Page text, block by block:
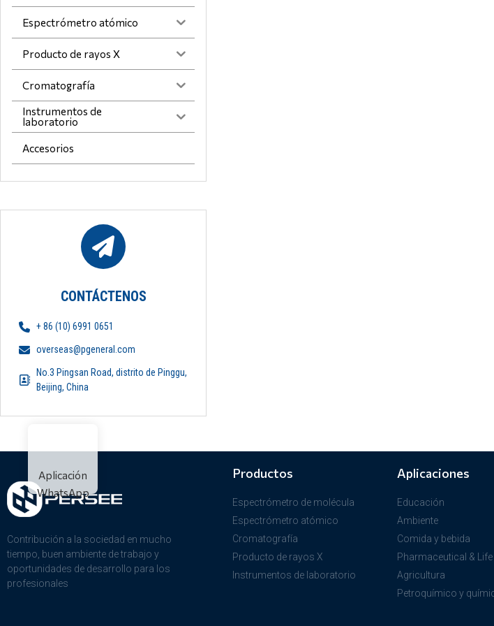
Espectrómetro atómico
Producto de rayos X
Cromatografía
Instrumentos de
laboratorio
Accesorios
CONTÁCTENOS
+ 86 (10) 6991 0651
overseas@pgeneral.com
No.3 Pingsan Road, distrito de Pinggu,
Beijing, China
Contribución a la sociedad en mucho
tiempo, buen ambiente de trabajo y
oportunidades de desarrollo para los
profesionales
Productos
Espectrómetro de molécula
Espectrómetro atómico
Cromatografía
Producto de rayos X
Instrumentos de laboratorio
Aplicaciones
Educación
Ambiente
Comida y bebida
Pharmaceutical &
Agricultura
Petroquímico y
Aplicación
WhatsApp